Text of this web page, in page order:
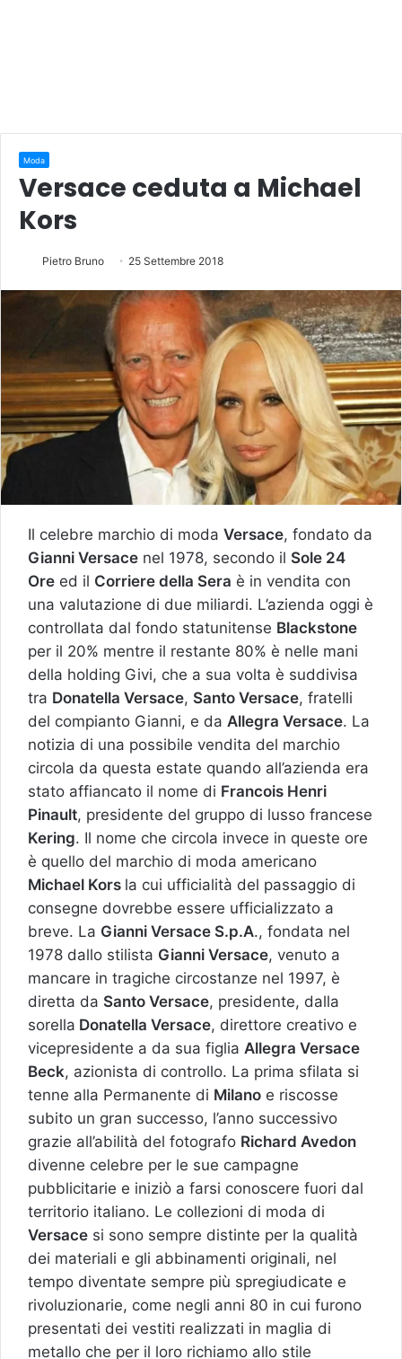
Moda
Versace ceduta a Michael
Kors
Pietro Bruno 25 Settembre 2018
Il celebre marchio di moda Versace, fondato da
Gianni Versace nel 1978, secondo il Sole 24
Ore ed il Corriere della Sera è in vendita con
una valutazione di due miliardi. L’azienda oggi è
controllata dal fondo statunitense Blackstone
per il 20% mentre il restante 80% è nelle mani
della holding Givi, che a sua volta è suddivisa
tra Donatella Versace, Santo Versace, fratelli
del compianto Gianni, e da Allegra Versace. La
notizia di una possibile vendita del marchio
circola da questa estate quando all’azienda era
stato affiancato il nome di Francois Henri
Pinault, presidente del gruppo di lusso francese
Kering. Il nome che circola invece in queste ore
è quello del marchio di moda americano
Michael Kors la cui ufficialità del passaggio di
consegne dovrebbe essere ufficializzato a
breve. La Gianni Versace S.p.A., fondata nel
1978 dallo stilista Gianni Versace, venuto a
mancare in tragiche circostanze nel 1997, è
diretta da Santo Versace, presidente, dalla
sorella Donatella Versace, direttore creativo e
vicepresidente a da sua figlia Allegra Versace
Beck, azionista di controllo. La prima sfilata si
tenne alla Permanente di Milano e riscosse
subito un gran successo, l’anno successivo
grazie all’abilità del fotografo Richard Avedon
divenne celebre per le sue campagne
pubblicitarie e iniziò a farsi conoscere fuori dal
territorio italiano. Le collezioni di moda di
Versace si sono sempre distinte per la qualità
dei materiali e gli abbinamenti originali, nel
tempo diventate sempre più spregiudicate e
rivoluzionarie, come negli anni 80 in cui furono
presentati dei vestiti realizzati in maglia di
metallo che per il loro richiamo allo stile